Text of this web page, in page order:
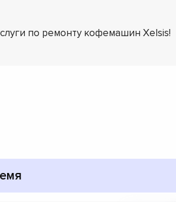
по ремонту кофемашин Xelsis!